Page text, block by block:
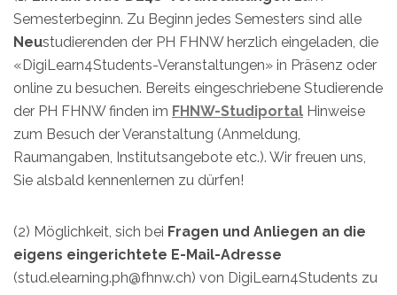
Semesterbeginn. Zu Beginn jedes Semesters sind alle
Neustudierenden der PH FHNW herzlich eingeladen, die
«DigiLearn4Students-Veranstaltungen» in Präsenz oder
online zu besuchen. Bereits eingeschriebene Studierende
der PH FHNW finden im FHNW-Studiportal Hinweise
zum Besuch der Veranstaltung (Anmeldung,
Raumangaben, Institutsangebote etc.). Wir freuen uns,
Sie alsbald kennenlernen zu dürfen!
(2) Möglichkeit, sich bei Fragen und Anliegen an die
eigens eingerichtete E-Mail-Adresse
(stud.elearning.ph@fhnw.ch) von DigiLearn4Students zu